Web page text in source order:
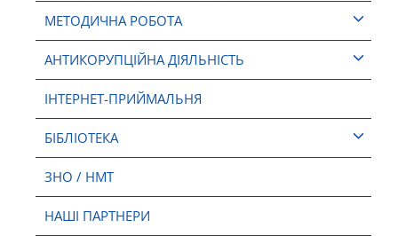
МЕТОДИЧНА РОБОТА
АНТИКОРУПЦІЙНА ДІЯЛЬНІСТЬ
ІНТЕРНЕТ-ПРИЙМАЛЬНЯ
БІБЛІОТЕКА
ЗНО / НМТ
НАШІ ПАРТНЕРИ